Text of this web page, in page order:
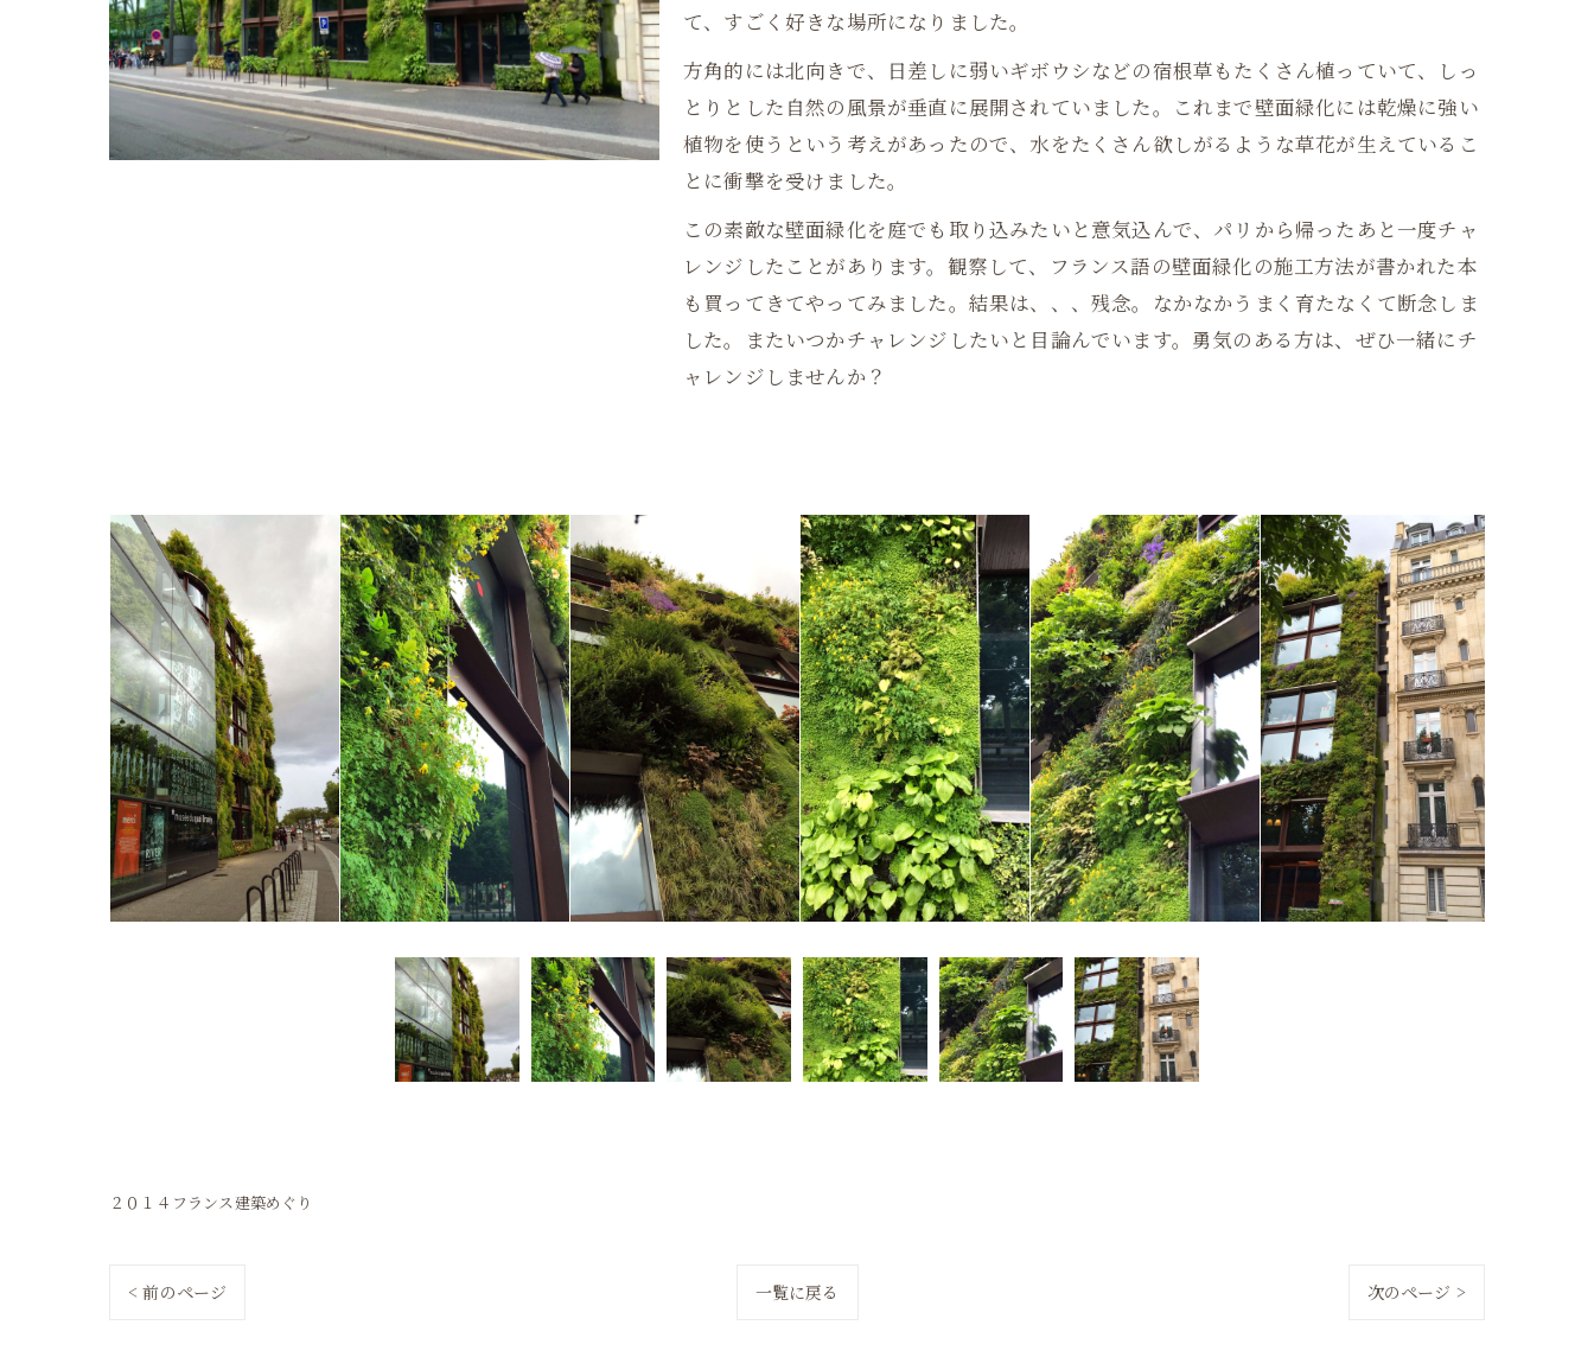
て、すごく好きな場所になりました。
方角的には北向きで、日差しに弱いギボウシなどの宿根草もたくさん植っていて、しっ
とりとした自然の風景が垂直に展開されていました。これまで壁面緑化には乾燥に強い
植物を使うという考えがあったので、水をたくさん欲しがるような草花が生えているこ
とに衝撃を受けました。
この素敵な壁面緑化を庭でも取り込みたいと意気込んで、パリから帰ったあと一度チャ
レンジしたことがあります。観察して、フランス語の壁面緑化の施工方法が書かれた本
も買ってきてやってみました。結果は、、、残念。なかなかうまく育たなくて断念しま
した。またいつかチャレンジしたいと目論んでいます。勇気のある方は、ぜひ一緒にチ
ャレンジしませんか？
２０１４フランス建築めぐり
< 前のページ 一覧に戻る 次のページ >